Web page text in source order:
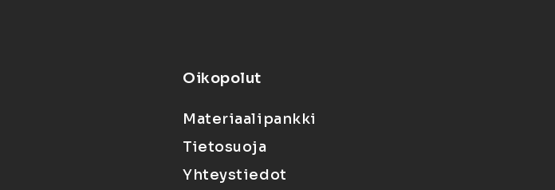
Oikopolut
Materiaalipankki
Tietosuoja
Yhteystiedot